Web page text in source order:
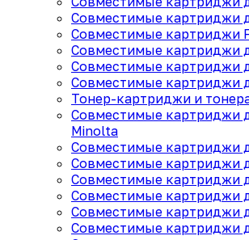
Совместимые картриджи
Совместимые картриджи
Совместимые картриджи
Совместимые картриджи
Совместимые картриджи
Тонер-картриджи и
Совместимые картриджи
Minolta
Совместимые картриджи
Совместимые картриджи
Совместимые картриджи
Совместимые картриджи
Совместимые картриджи
Совместимые картриджи